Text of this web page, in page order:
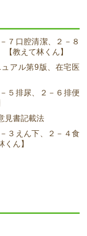
口腔清潔、２－８
教えて林くん】
アル第9版、在宅医
排尿、２－６排便
見書記載法
えん下、２－４食
ん】